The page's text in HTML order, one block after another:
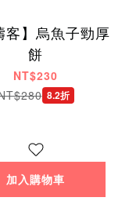
客】烏魚子勁厚
餅
NT$230
8.2折
加入購物車